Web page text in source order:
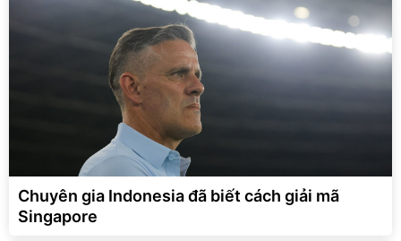
Chuyên gia Indonesia đã biết cách giải mã
Singapore